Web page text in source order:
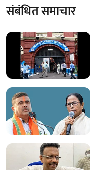
संबंधित समाचार